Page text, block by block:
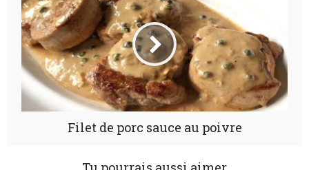
Filet de porc sauce au poivre